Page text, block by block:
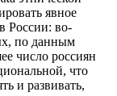
явное
России: во-
по данным
число россиян
что
и развивать,